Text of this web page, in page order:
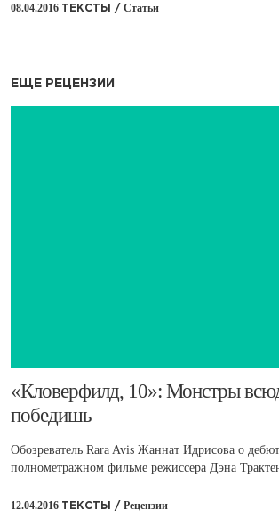
08.04.2016 ТЕКСТЫ / Статьи
ЕЩЕ РЕЦЕНЗИИ
​«Кловерфилд, 10»: Монстры
победишь
Обозреватель Rara Avis Жаннат Идрисова о
полнометражном фильме режиссера Дэна
12.04.2016 ТЕКСТЫ / Рецензии